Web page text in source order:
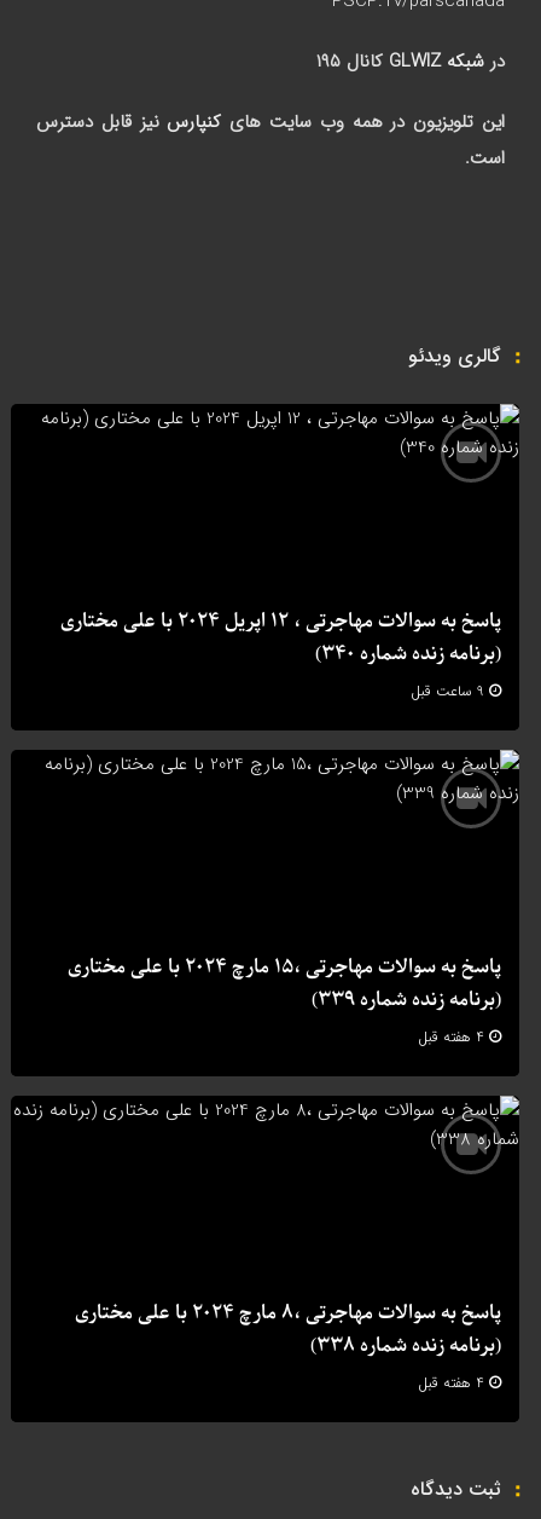
در شبکه GLWIZ کانال ۱۹۵
این تلویزیون در همه وب سایت های کنپارس نیز قابل دسترس
است.
گالری ویدئو
پاسخ به سوالات مهاجرتی ، 12 اپریل 2024 با علی مختاری
(برنامه زنده شماره 340)
9 ساعت قبل
پاسخ به سوالات مهاجرتی ،15 مارچ 2024 با علی مختاری
(برنامه زنده شماره 339)
4 هفته قبل
پاسخ به سوالات مهاجرتی ،8 مارچ 2024 با علی مختاری
(برنامه زنده شماره 338)
4 هفته قبل
ثبت دیدگاه